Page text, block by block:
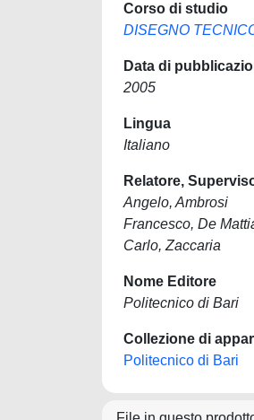
Corso di studio
DISEGNO
Data di
2005
Lingua
Italiano
Relatore,
Angelo, Ambrosi
Francesco, De
Carlo, Zaccaria
Nome Editore
Politecnico di Bari
Collezione di
Politecnico di Bari